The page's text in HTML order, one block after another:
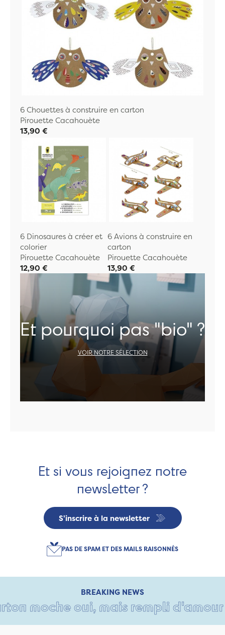
6 Chouettes à construire en carton
Pirouette Cacahouète
13,90 €
6 Dinosaures à créer et
colorier
Pirouette Cacahouète
12,90 €
6 Avions à construire en
carton
Pirouette Cacahouète
13,90 €
Et pourquoi pas "bio" ?
VOIR NOTRE SÉLECTION
Et si vous rejoignez notre
newsletter ?
S'inscrire à la newsletter
PAS DE SPAM ET DES MAILS RAISONNÉS
BREAKING NEWS
moche oui, mais rempli d'amour •